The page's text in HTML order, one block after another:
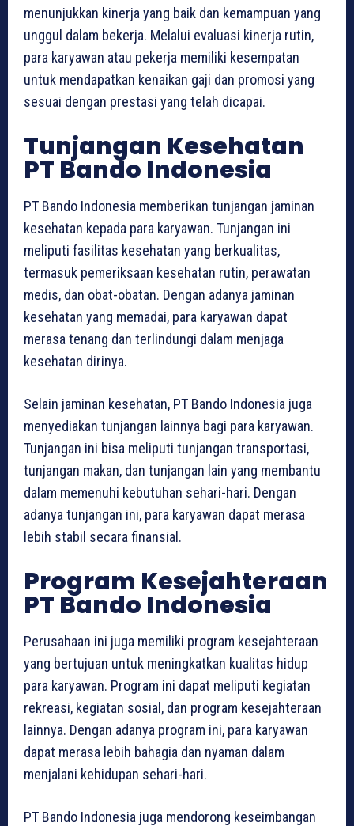
menunjukkan kinerja yang baik dan kemampuan yang
unggul dalam bekerja. Melalui evaluasi kinerja rutin,
para karyawan atau pekerja memiliki kesempatan
untuk mendapatkan kenaikan gaji dan promosi yang
sesuai dengan prestasi yang telah dicapai.
Tunjangan Kesehatan
PT Bando Indonesia
PT Bando Indonesia memberikan tunjangan jaminan
kesehatan kepada para karyawan. Tunjangan ini
meliputi fasilitas kesehatan yang berkualitas,
termasuk pemeriksaan kesehatan rutin, perawatan
medis, dan obat-obatan. Dengan adanya jaminan
kesehatan yang memadai, para karyawan dapat
merasa tenang dan terlindungi dalam menjaga
kesehatan dirinya.
Selain jaminan kesehatan, PT Bando Indonesia juga
menyediakan tunjangan lainnya bagi para karyawan.
Tunjangan ini bisa meliputi tunjangan transportasi,
tunjangan makan, dan tunjangan lain yang membantu
dalam memenuhi kebutuhan sehari-hari. Dengan
adanya tunjangan ini, para karyawan dapat merasa
lebih stabil secara finansial.
Program Kesejahteraan
PT Bando Indonesia
Perusahaan ini juga memiliki program kesejahteraan
yang bertujuan untuk meningkatkan kualitas hidup
para karyawan. Program ini dapat meliputi kegiatan
rekreasi, kegiatan sosial, dan program kesejahteraan
lainnya. Dengan adanya program ini, para karyawan
dapat merasa lebih bahagia dan nyaman dalam
menjalani kehidupan sehari-hari.
PT Bando Indonesia juga mendorong keseimbangan